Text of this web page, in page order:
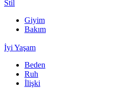
Stil
Giyim
Bakım
İyi Yaşam
Beden
Ruh
İlişki